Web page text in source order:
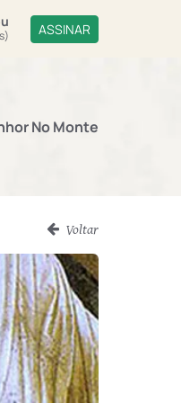
ASSINAR
No Monte
Voltar